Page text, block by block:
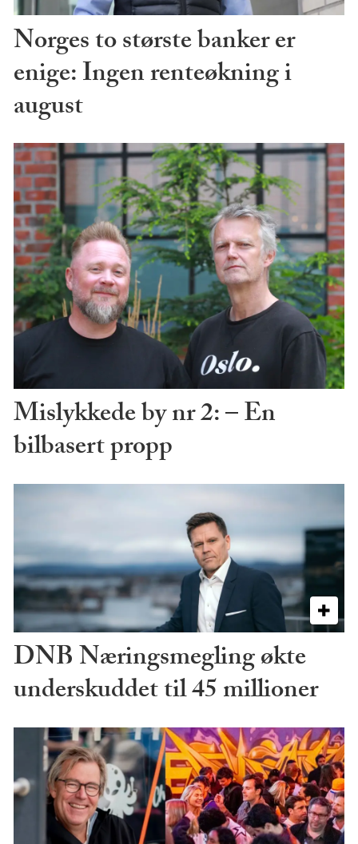
Norges to største banker er
enige: Ingen renteøkning i
august
Mislykkede by nr 2: – En
bilbasert propp
DNB Næringsmegling økte
underskuddet til 45 millioner